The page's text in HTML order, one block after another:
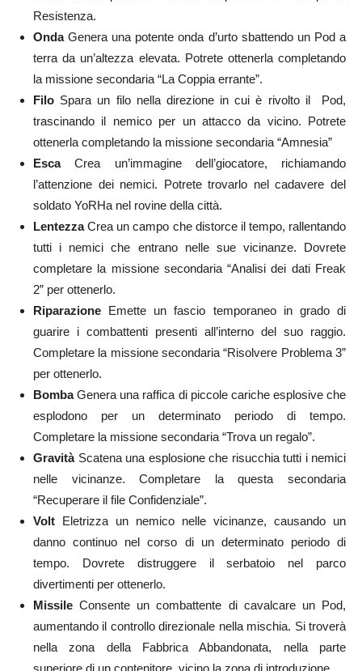
Resistenza.
Onda Genera una potente onda d’urto sbattendo un Pod a
terra da un’altezza elevata. Potrete ottenerla completando
la missione secondaria “La Coppia errante”.
Filo Spara un filo nella direzione in cui è rivolto il Pod,
trascinando il nemico per un attacco da vicino. Potrete
ottenerla completando la missione secondaria “Amnesia”
Esca
Crea un’immagine dell’giocatore, richiamando
l’attenzione dei nemici. Potrete trovarlo nel cadavere del
soldato YoRHa nel rovine della città.
Lentezza Crea un campo che distorce il tempo, rallentando
tutti i nemici che entrano nelle sue vicinanze. Dovrete
completare la missione secondaria “Analisi dei dati Freak
2” per ottenerlo.
Riparazione Emette un fascio temporaneo in grado di
guarire i combattenti presenti all’interno del suo raggio.
Completare la missione secondaria “Risolvere Problema 3”
per ottenerlo.
Bomba Genera una raffica di piccole cariche esplosive che
esplodono per un determinato periodo di tempo.
Completare la missione secondaria “Trova un regalo”.
GravitàScatena una esplosione che risucchia tutti i nemici
nelle vicinanze.Completare la questa secondaria
“Recuperare il file Confidenziale”.
Volt Eletrizza un nemico nelle vicinanze, causando un
danno continuo nel corso di un determinato periodo di
tempo. Dovrete distruggere il serbatoio nel parco
divertimenti per ottenerlo.
Missile Consente un combattente di cavalcare un Pod,
aumentando il controllo direzionale nella mischia. Si troverà
nella zona della Fabbrica Abbandonata, nella parte
superiore di un contenitore, vicino la zona di introduzione.